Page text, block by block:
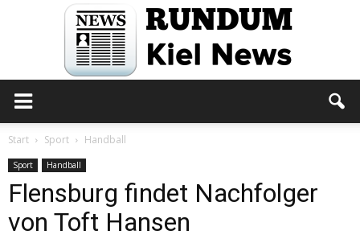
Kiel
Start Sport Handball
Sport Handball
Flensburg findet Nachfolger
von Toft Hansen